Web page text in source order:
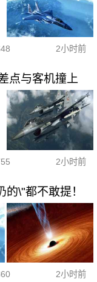
2小时前
点与客机撞上
2小时前
\"都不敢提！
2小时前